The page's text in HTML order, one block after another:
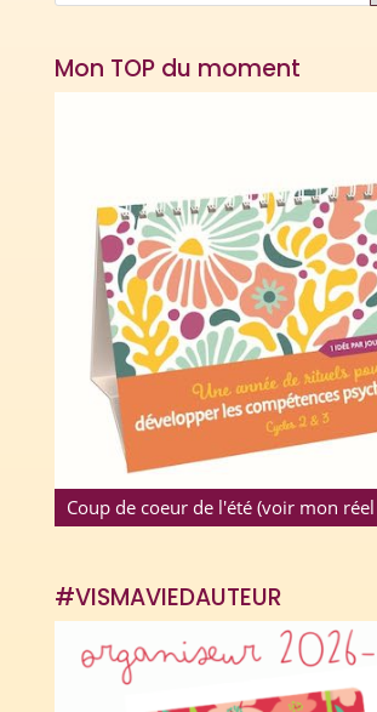
Mon TOP du moment
Coup de coeur de l'été (voir mon
#VISMAVIEDAUTEUR